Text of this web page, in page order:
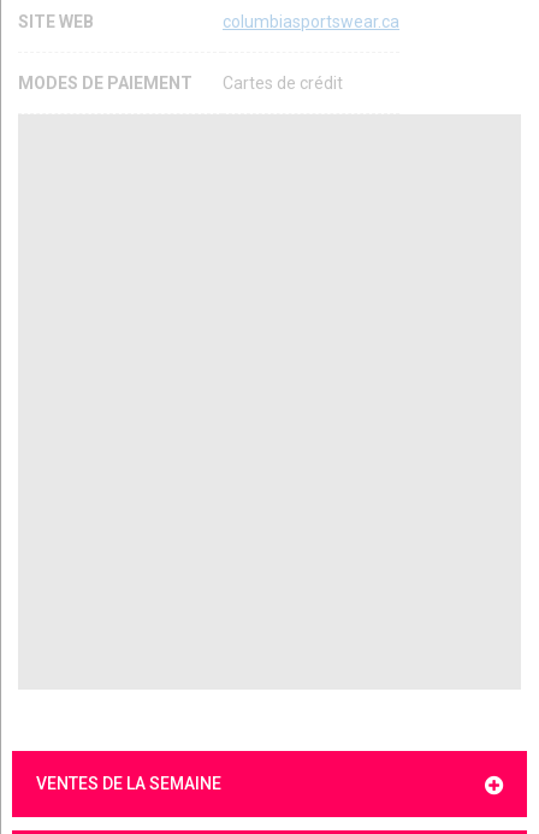
SITE WEB columbiasportswear.ca
MODES DE PAIEMENT Cartes de crédit
VENTES DE LA SEMAINE